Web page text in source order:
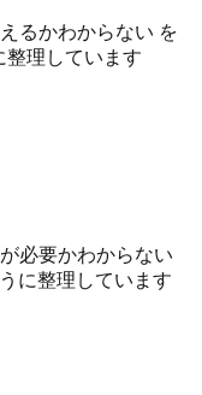
るかわからない を
整理しています
必要かわからない
に整理しています